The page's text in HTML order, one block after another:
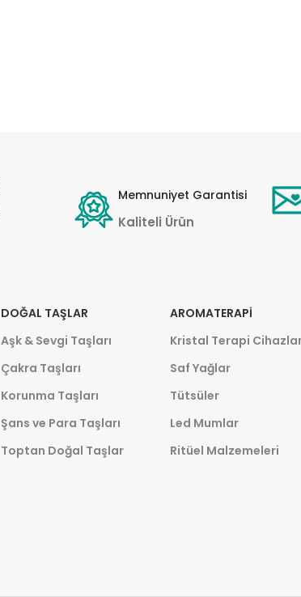
Memnuniyet Garantisi
Kaliteli Ürün
DOĞAL TAŞLAR
Aşk & Sevgi Taşları
Çakra Taşları
Korunma Taşları
Şans ve Para Taşları
Toptan Doğal Taşlar
AROMATERAPI
Kristal Terapi
Saf Yağlar
Tütsüler
Led Mumlar
Ritüel Malzemeleri